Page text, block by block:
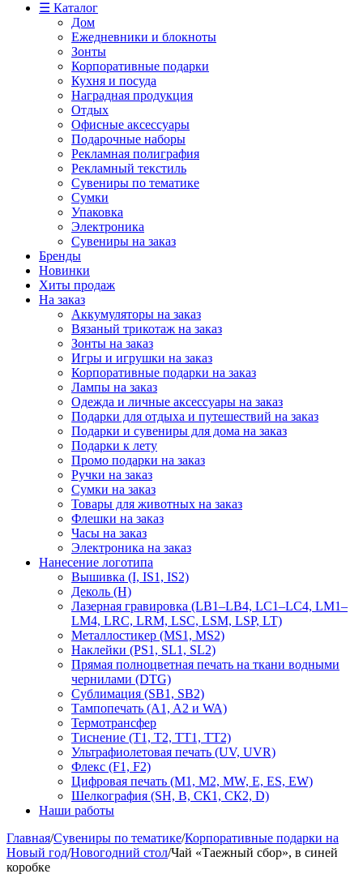
☰ Каталог
Дом
Ежедневники и блокноты
Зонты
Корпоративные подарки
Кухня и посуда
Наградная продукция
Отдых
Офисные аксессуары
Подарочные наборы
Рекламная полиграфия
Рекламный текстиль
Сувениры по тематике
Сумки
Упаковка
Электроника
Сувениры на заказ
Бренды
Новинки
Хиты продаж
На заказ
Аккумуляторы на заказ
Вязаный трикотаж на заказ
Зонты на заказ
Игры и игрушки на заказ
Корпоративные подарки на заказ
Лампы на заказ
Одежда и личные аксессуары на заказ
Подарки для отдыха и путешествий на заказ
Подарки и сувениры для дома на заказ
Подарки к лету
Промо подарки на заказ
Ручки на заказ
Сумки на заказ
Товары для животных на заказ
Флешки на заказ
Часы на заказ
Электроника на заказ
Нанесение логотипа
Вышивка (I, IS1, IS2)
Деколь (H)
Лазерная гравировка (LB1–LB4, LC1–LC4, LM1–
LM4, LRC, LRM, LSC, LSM, LSP, LT)
Металлостикер (MS1, MS2)
Наклейки (PS1, SL1, SL2)
Прямая полноцветная печать на ткани водными
чернилами (DTG)
Сублимация (SB1, SB2)
Тампопечать (A1, A2 и WA)
Термотрансфер
Тиснение (Т1, Т2, ТT1, ТT2)
Ультрафиолетовая печать (UV, UVR)
Флекс (F1, F2)
Цифровая печать (M1, M2, MW, E, ES, EW)
Шелкография (SH, В, СК1, СК2, D)
Наши работы
Главная/Сувениры по тематике/Корпоративные подарки на
Новый год/Новогодний стол/Чай «Таежный сбор», в синей
коробке